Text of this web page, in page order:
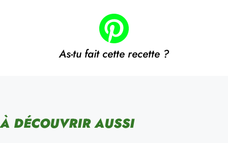
As-tu fait cette recette ?
À DÉCOUVRIR AUSSI